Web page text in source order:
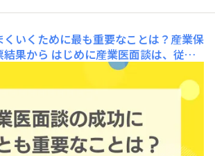
いくために最も重要なことは？産業保
果から はじめに産業医面談は、従業
上の配慮を進めるうえで重要な役割を
し、「面談が形骸化してしまう」「従
くれない」など、現場では課題も少な
で、さんぽLABでは産業保健スタッフ
談がうまくいくために最も重要だと思